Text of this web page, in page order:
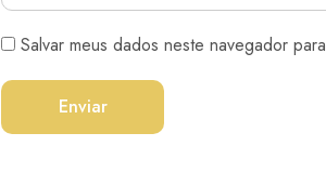
Salvar meus dados neste navegador